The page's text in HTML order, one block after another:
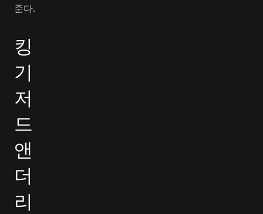
준다.
킹
기
저
드
앤
더
리